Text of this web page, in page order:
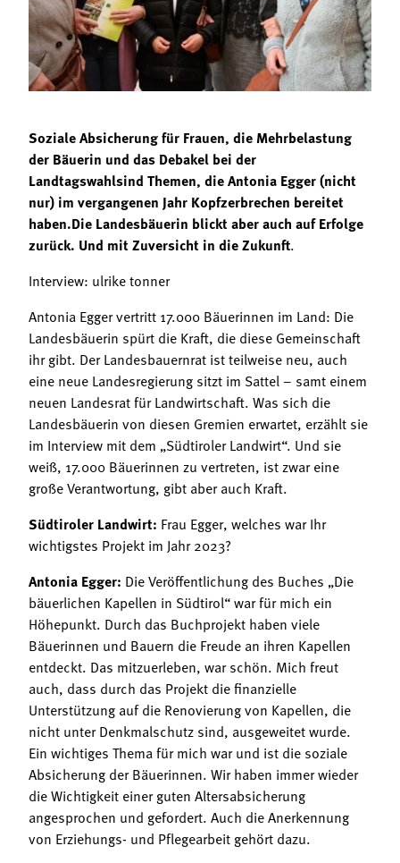
Mitgliedschaft
Landessekretariat
Bäuerliche Buffets
Hofgeschichten
Soziale Absicherung für Frauen, die Mehrbelastung
der Bäuerin und das Debakel bei der
Landtagswahlsind Themen, die Antonia Egger (nicht
nur) im vergangenen Jahr Kopfzerbrechen bereitet
haben.Die Landesbäuerin blickt aber auch auf Erfolge
zurück. Und mit Zuversicht in die Zukunft.
Interview: ulrike tonner
Antonia Egger vertritt 17.000 Bäuerinnen im Land: Die
Landesbäuerin spürt die Kraft, die diese Gemeinschaft
ihr gibt. Der Landesbauernrat ist teilweise neu, auch
eine neue Landesregierung sitzt im Sattel – samt einem
neuen Landesrat für Landwirtschaft. Was sich die
Landesbäuerin von diesen Gremien erwartet, erzählt sie
im Interview mit dem „Südtiroler Landwirt“. Und sie
weiß, 17.000 Bäuerinnen zu vertreten, ist zwar eine
große Verantwortung, gibt aber auch Kraft.
Südtiroler Landwirt: Frau Egger, welches war Ihr
wichtigstes Projekt im Jahr 2023?
Antonia Egger: Die Veröffentlichung des Buches „Die
bäuerlichen Kapellen in Südtirol“ war für mich ein
Höhepunkt. Durch das Buchprojekt haben viele
Bäuerinnen und Bauern die Freude an ihren Kapellen
entdeckt. Das mitzuerleben, war schön. Mich freut
auch, dass durch das Projekt die finanzielle
Unterstützung auf die Renovierung von Kapellen, die
nicht unter Denkmalschutz sind, ausgeweitet wurde.
Ein wichtiges Thema für mich war und ist die soziale
Absicherung der Bäuerinnen. Wir haben immer wieder
die Wichtigkeit einer guten Altersabsicherung
angesprochen und gefordert. Auch die Anerkennung
von Erziehungs- und Pflegearbeit gehört dazu.